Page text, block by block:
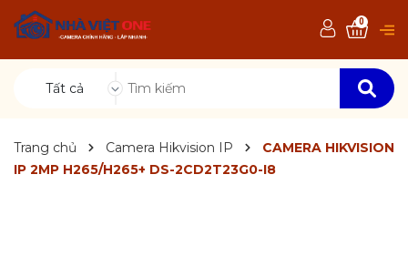
Tất cả
0
Trang chủ Camera Hikvision IP
CAMERA HIKVISION
IP 2MP H265/H265+ DS-2CD2T23G0-I8